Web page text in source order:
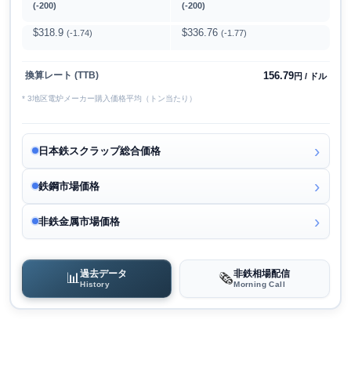
(-200) (-200)
$318.9 (-1.74) $336.76 (-1.77)
換算レート (TTB) 156.79円 / ドル
* 3地区電炉メーカー購入価格平均（トン当たり）
日本鉄スクラップ総合価格
鉄鋼市場価格
非鉄金属市場価格
📊過去データ
History 🗞️非鉄相場配信
Morning Call